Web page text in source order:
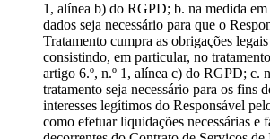
1, alínea b) do RGPD; b. na medida
dados seja necessário para que o
Tratamento cumpra as obrigações
consistindo, em particular, no
artigo 6.º, n.º 1, alínea c) do RGPD; c.
tratamento seja necessário para os fins
interesses legítimos do Responsável
como efetuar liquidações necessárias e